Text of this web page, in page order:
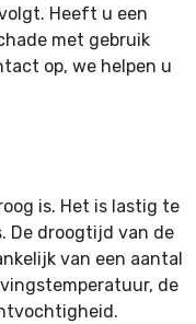
Heeft u een
met gebruik
op, we helpen u
is. Het is lastig te
De droogtijd van de
van een aantal
de